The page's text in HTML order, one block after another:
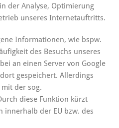
der Analyse, Optimierung
unseres Internetauftritts.
Informationen, wie bspw.
des Besuchs unseres
an einen Server von Google
gespeichert. Allerdings
der sog.
diese Funktion kürzt
innerhalb der EU bzw. des